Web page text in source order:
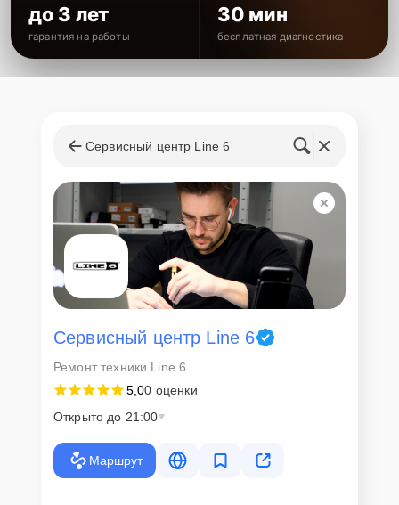
до 3 лет
гарантия на работы
30 мин
бесплатная диагностика
Сервисный центр Line 6
Сервисный центр Line 6
Ремонт техники Line 6
5,00 оценки
Открыто до 21:00
Маршрут